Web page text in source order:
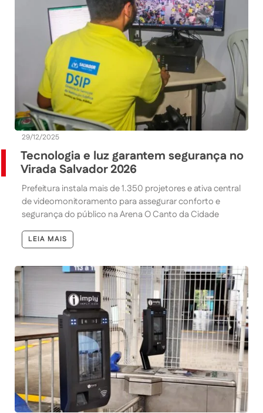
29/12/2025
Tecnologia e luz garantem segurança no
Virada Salvador 2026
Prefeitura instala mais de 1.350 projetores e ativa central
de videomonitoramento para assegurar conforto e
segurança do público na Arena O Canto da Cidade
LEIA MAIS